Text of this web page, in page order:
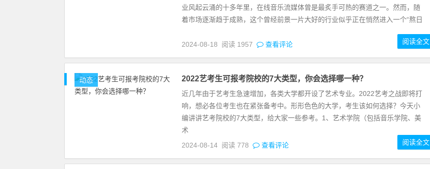
业风起云涌的十多年里，在线音乐流媒体曾是最炙手可热的赛道之一。然而，随
着市场逐渐趋于成熟，这个曾经前景一片大好的行业似乎正在悄然进入一个“熬日
2024-08-18 阅读 1957 查看评论 阅读全文
动态 2022艺考生可报考院校的7大类型，你会选择哪一种？
近几年由于艺考生急速增加，各类大学都开设了艺术专业。2022艺考之战即将打
响，想必各位考生也在紧张备考中。形形色色的大学，考生该如何选择？今天小
编讲讲艺考院校的7大类型，给大家一些参考。1、艺术学院（包括音乐学院、美
术
2024-08-14 阅读 778 查看评论 阅读全文